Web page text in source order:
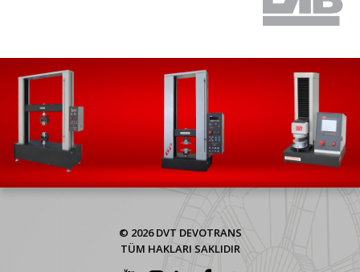
© 2026 DVT DEVOTRANS
TÜM HAKLARI SAKLIDIR